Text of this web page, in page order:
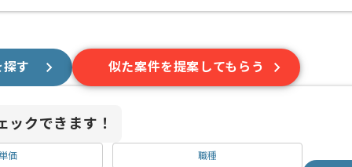
す 似た案件を提案してもらう
ックできます！
価 職種